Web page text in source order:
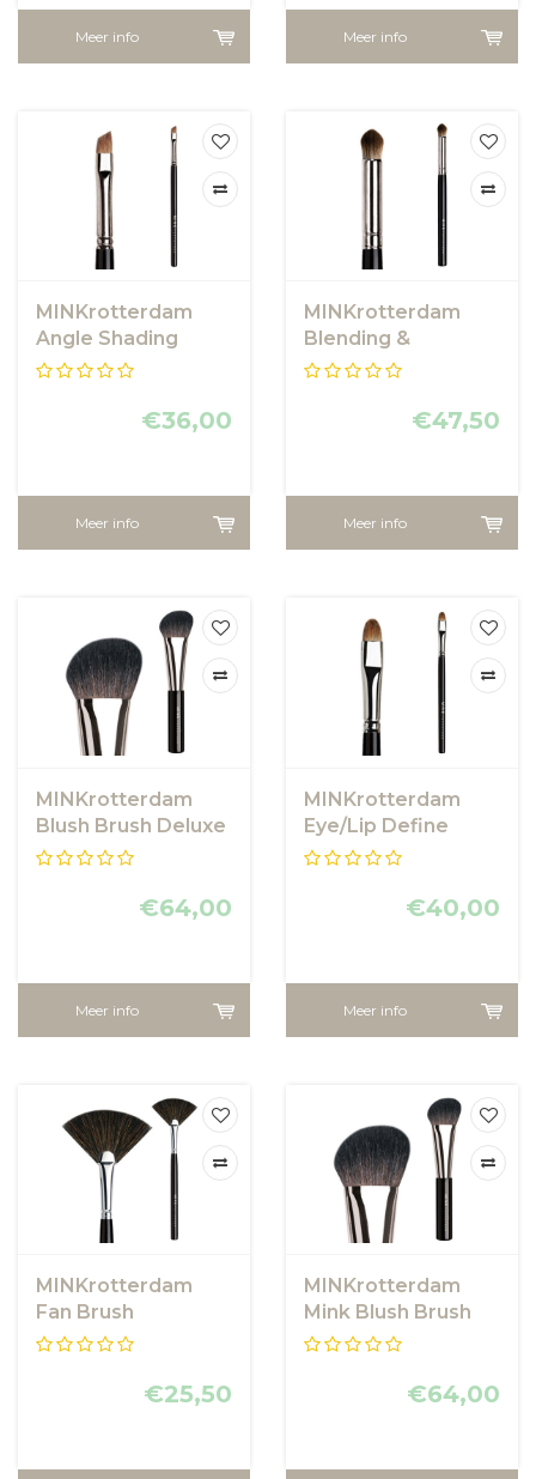
Meer info Meer info
MINKrotterdam
Angle Shading
Brush
€36,00
Meer info
MINKrotterdam
Blending &
Concealer brush
€47,50
Meer info
MINKrotterdam
Blush Brush Deluxe
€64,00
Meer info
MINKrotterdam
Eye/Lip Define
Brush
€40,00
Meer info
MINKrotterdam
Fan Brush
€25,50
MINKrotterdam
Mink Blush Brush
Deluxe
€64,00